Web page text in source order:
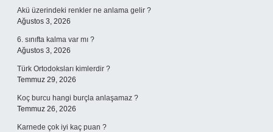
Akü üzerindeki renkler ne anlama gelir ?
Ağustos 3, 2026
6. sınıfta kalma var mı ?
Ağustos 3, 2026
Türk Ortodoksları kimlerdir ?
Temmuz 29, 2026
Koç burcu hangi burçla anlaşamaz ?
Temmuz 26, 2026
Karnede çok iyi kaç puan ?